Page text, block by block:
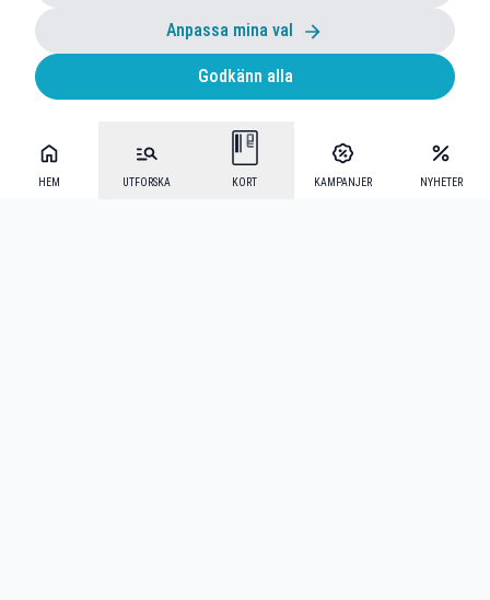
HEM UTFORSKA KORT KAMPANJER NYHETER
Anpassa mina val
Godkänn alla